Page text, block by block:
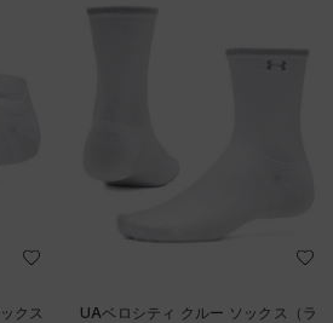
クス
UAベロシティ クルー ソックス（ラ